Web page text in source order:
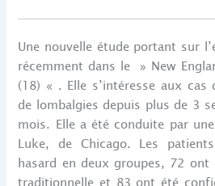
Une nouvelle étude portant sur
récemment dans le » New
(18) « . Elle s’intéresse aux
de lombalgies depuis plus de 3
mois. Elle a été conduite par
Luke, de Chicago. Les
hasard en deux groupes, 72
traditionnelle et 83 ont été